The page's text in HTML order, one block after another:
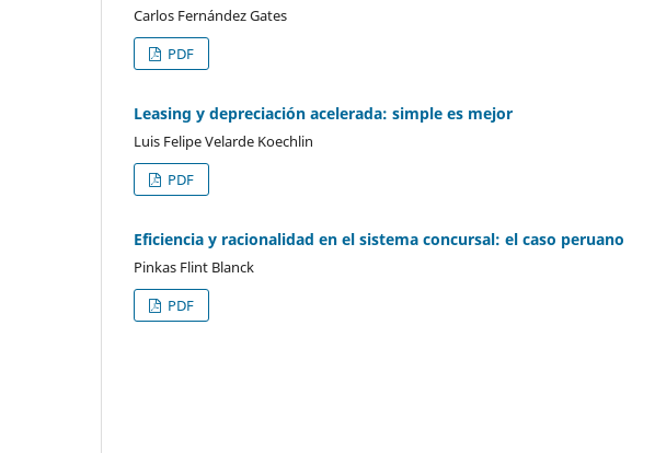
Carlos Fernández Gates
PDF
Leasing y depreciación acelerada: simple es mejor
Luis Felipe Velarde Koechlin
PDF
Eficiencia y racionalidad en el sistema concursal: el caso peruano
Pinkas Flint Blanck
PDF